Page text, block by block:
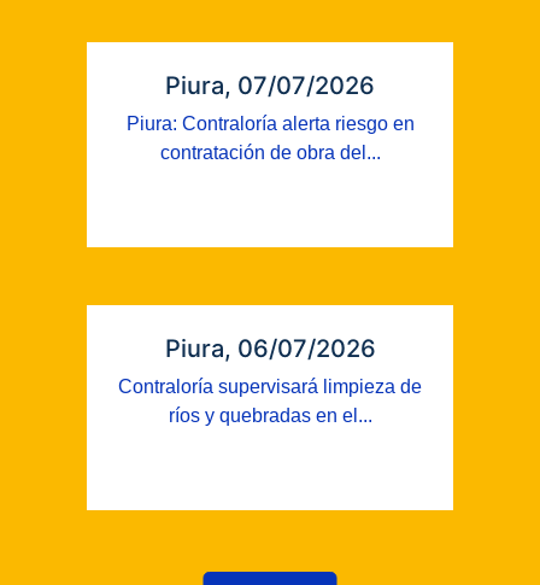
Piura, 07/07/2026
Piura: Contraloría alerta riesgo en
contratación de obra del...
Piura, 06/07/2026
Contraloría supervisará limpieza de
ríos y quebradas en el...